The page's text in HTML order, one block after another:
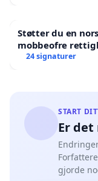
Støtter du en
mobbeofre
24 signaturer
START
Er det
gjorde